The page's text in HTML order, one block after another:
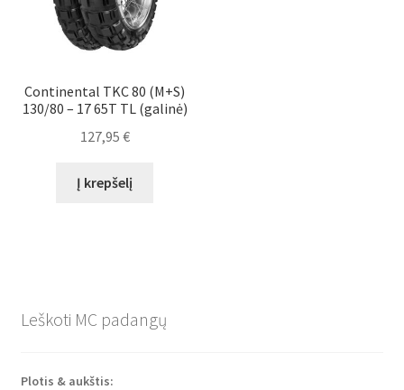
Continental TKC 80 (M+S)
130/80 – 17 65T TL (galinė)
127,95 €
Į krepšelį
Leškoti MC padangų
Plotis & aukštis: